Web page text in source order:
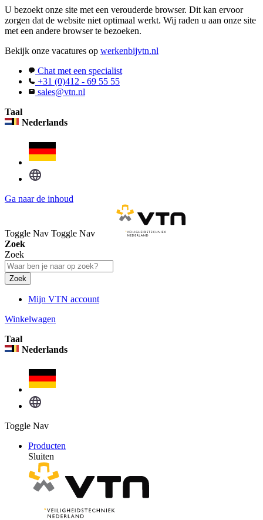
U bezoekt onze site met een verouderde browser. Dit kan ervoor
zorgen dat de website niet optimaal werkt. Wij raden u aan onze site
met een andere browser te bezoeken.
Bekijk onze vacatures op werkenbijvtn.nl
Chat met een specialist
+31 (0)412 - 69 55 55
sales@vtn.nl
Taal
Nederlands
Ga naar de inhoud
Toggle Nav Toggle Nav
Zoek
Zoek
Zoek
Mijn VTN account
Winkelwagen
Taal
Nederlands
Toggle Nav
Producten
Sluiten